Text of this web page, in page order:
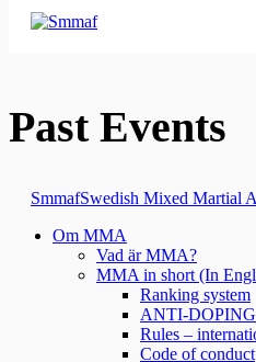
Past Events
SmmafSwedish Mixed Martial
Om MMA
Vad är MMA?
MMA in short (In
Ranking system
ANTI-DOPING
Rules –
Code of conduct